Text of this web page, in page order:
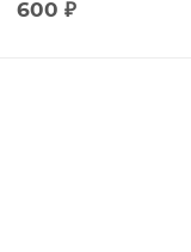
600 ₽